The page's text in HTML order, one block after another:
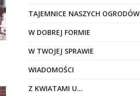
TAJEMNICE NASZYCH OGRODÓW
W DOBREJ FORMIE
W TWOJEJ SPRAWIE
WIADOMOŚCI
Z KWIATAMI U…